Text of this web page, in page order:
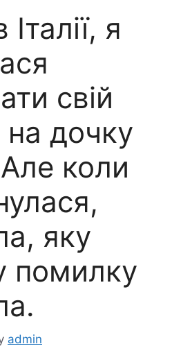
я
свій
дочку
коли
яку
помилку
admin